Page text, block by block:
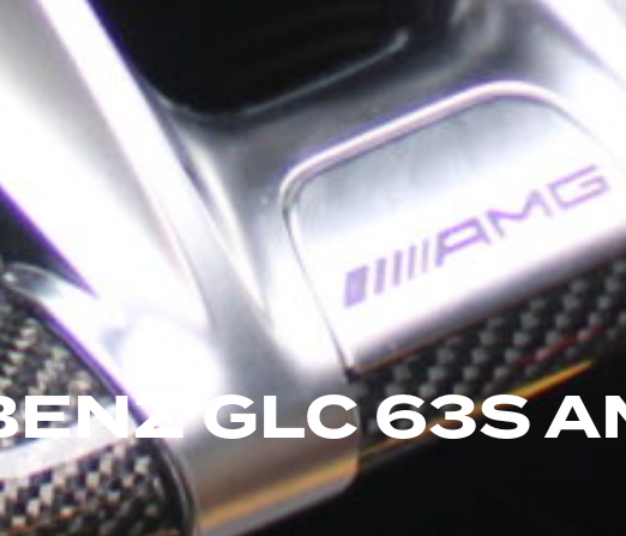
GLC 63S